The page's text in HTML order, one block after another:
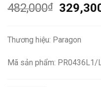
482,000₫
Giá
Thương hiệu: Paragon
Mã sản phẩm: PR0436L1/